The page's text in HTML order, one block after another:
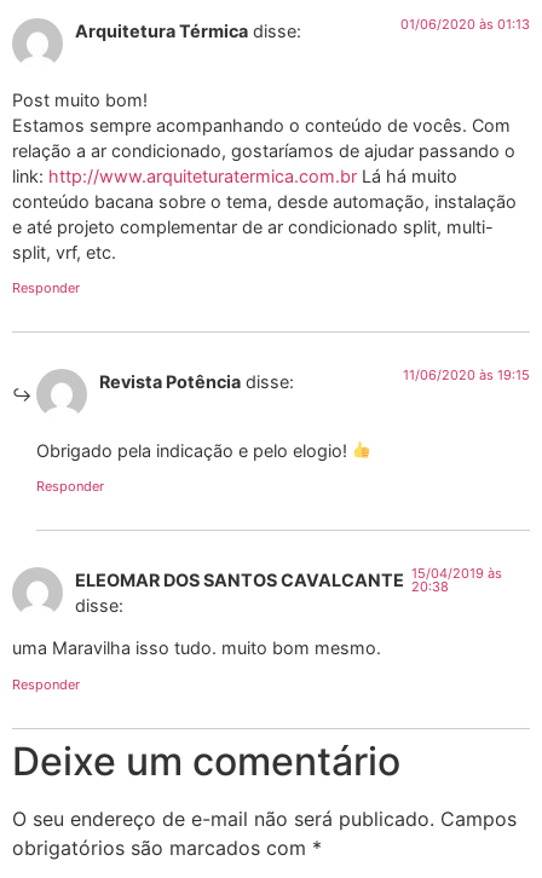
Arquitetura Térmica disse: 01/06/2020 às 01:13
Post muito bom!
Estamos sempre acompanhando o conteúdo de vocês. Com
relação a ar condicionado, gostaríamos de ajudar passando o
link: http://www.arquiteturatermica.com.br Lá há muito
conteúdo bacana sobre o tema, desde automação, instalação
e até projeto complementar de ar condicionado split, multi-
split, vrf, etc.
Responder
Revista Potência disse: 11/06/2020 às 19:15
Obrigado pela indicação e pelo elogio!
Responder
ELEOMAR DOS SANTOS CAVALCANTE
disse:
15/04/2019 às
20:38
uma Maravilha isso tudo. muito bom mesmo.
Responder
Deixe um comentário
O seu endereço de e-mail não será publicado. Campos
obrigatórios são marcados com *